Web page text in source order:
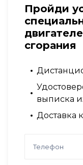
Пройди
сгорания
выписка
Доставка